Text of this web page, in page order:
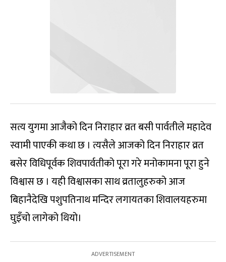
सत्य युगमा आजैको दिन निराहार व्रत बसी पार्वतीले महादेव
स्वामी पाएकी कथा छ । त्यसैले आजको दिन निराहार व्रत
बसेर विधिपूर्वक शिवपार्वतीको पूरा गरे मनोकामना पूरा हुने
विश्वास छ । यही विश्वासका साथ व्रतालुहरुको आज
बिहानैदेखि पशुपतिनाथ मन्दिर लगायतका शिवालयहरुमा
घुइँचो लागेको थियो।